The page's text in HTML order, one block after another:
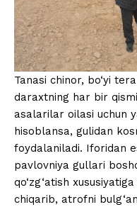
Tanasi chinor, bo‘yi
daraxtning har bir
asalarilar oilasi uchun
hisoblansa, gulidan
foydalaniladi. Iforidan
pavlovniya gullari
qo‘zg‘atish
chiqarib, atrofni